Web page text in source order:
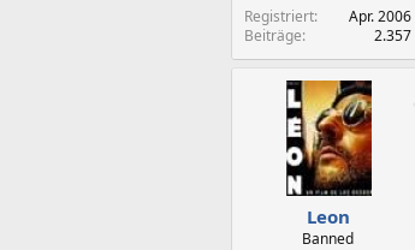
Registriert
Apr. 2006
Beiträge
2.357
Leon
Banned